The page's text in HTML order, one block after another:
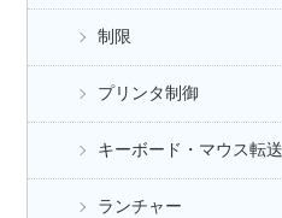
制限
プリンタ制御
キーボード・マウス転送
ランチャー